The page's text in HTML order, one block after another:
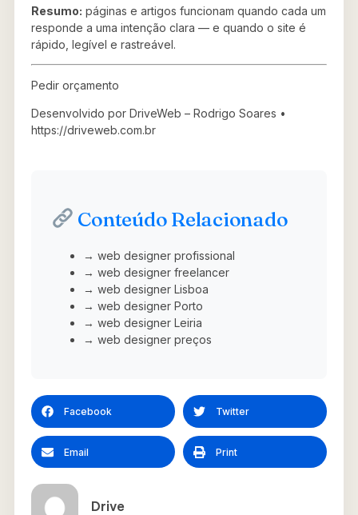
Resumo: páginas e artigos funcionam quando cada um
responde a uma intenção clara — e quando o site é
rápido, legível e rastreável.
Pedir orçamento
Desenvolvido por DriveWeb – Rodrigo Soares •
https://driveweb.com.br
Conteúdo Relacionado
→ web designer profissional
→ web designer freelancer
→ web designer Lisboa
→ web designer Porto
→ web designer Leiria
→ web designer preços
Facebook Twitter
Email Print
Drive